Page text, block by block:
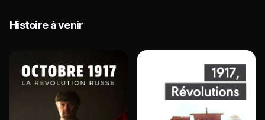
Histoire à venir